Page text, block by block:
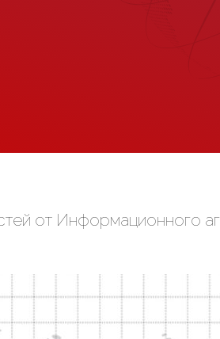
от Информационного